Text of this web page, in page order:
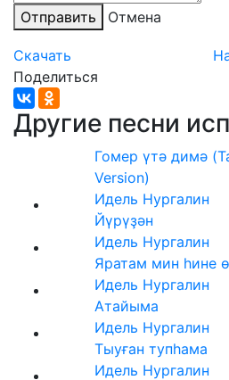
Отправить Отмена
Скачать
Поделиться
Другие песни
Гомер үтә димә
Version)
Идель Нургалин
Йүрүҙән
Идель Нургалин
Яратам мин һине
Идель Нургалин
Атайыма
Идель Нургалин
Тыуған тупһама
Идель Нургалин